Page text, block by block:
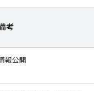
考
報公開